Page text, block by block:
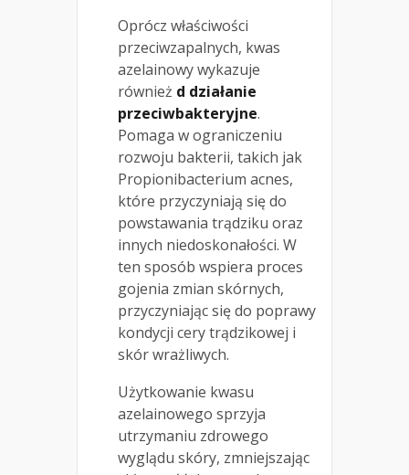
Oprócz właściwości
przeciwzapalnych, kwas
azelainowy wykazuje
również d działanie
przeciwbakteryjne.
Pomaga w ograniczeniu
rozwoju bakterii, takich jak
Propionibacterium acnes,
które przyczyniają się do
powstawania trądziku oraz
innych niedoskonałości. W
ten sposób wspiera proces
gojenia zmian skórnych,
przyczyniając się do poprawy
kondycji cery trądzikowej i
skór wrażliwych.
Użytkowanie kwasu
azelainowego sprzyja
utrzymaniu zdrowego
wyglądu skóry, zmniejszając